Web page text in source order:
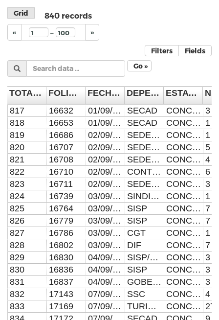
Grid 840 records
« – »
Filters
Fields
Go »
TOTAL SOLICITUDES INFORMACIÓN INGRESADAS EN 2020 FOLIO DE LA SOLICITUD DE INFORMACIÓN FECHA DE INGRESO DE LA SOLICITUD DE INFORMACIÓN DEPENDENCIA QUE DA RESPUESTA
ESTATUS EN EL QUE SE ENCUENTRA LA SOLICITUD
817
16632 01/09/2020 SECAD CONCLUIDA 3
818
16653 01/09/2020 SECAD CONCLUIDA 1
819
16686 02/09/2020 SEDECO CONCLUIDA 1
820
16707 02/09/2020 SEDESOM/SISP CONCLUIDA 5
821
16708 02/09/2020 SEDESOM/GOBERNACIÓN/SISP CONCLUIDA 4
822
16710 02/09/2020 CONTRALORÍA/SEDESOM CONCLUIDA 6
823
16711 02/09/2020 SEDESOM CONCLUIDA 3
824
16739 03/09/2020 SINDICATURA CONCLUIDA 1
825
16764 03/09/2020 SISP CONCLUIDA 7
826
16779 03/09/2020 SISP CONCLUIDA 7
827
16786 03/09/2020 CGT CONCLUIDA 1
828
16802 03/09/2020 DIF CONCLUIDA 7
829
16830 04/09/2020 SISP/GERENCIA CONCLUIDA 3
830
16836 04/09/2020 SISP CONCLUIDA 3
831
16837 04/09/2020 GOBERNACIÓN CONCLUIDA 3
832
17143 07/09/2020 SSC CONCLUIDA 4
833
17169 07/09/2020 TURISMO/IMAC/GOBERNACIÓN/SDUS CONCLUIDA 27